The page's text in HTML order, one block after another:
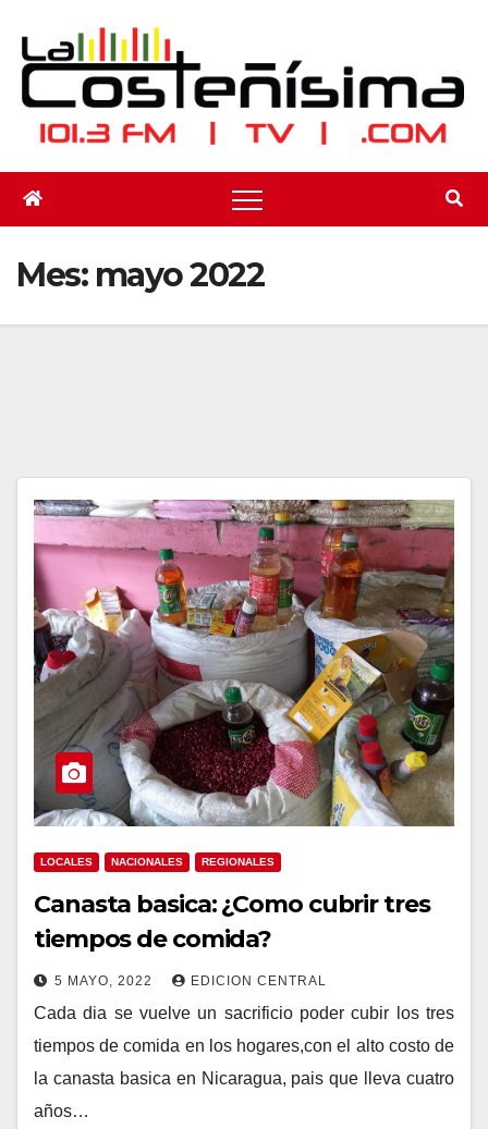
contenido
Mes: mayo 2022
LOCALES NACIONALES REGIONALES
Canasta basica: ¿Como cubrir tres
tiempos de comida?
5 MAYO, 2022 EDICION CENTRAL
Cada dia se vuelve un sacrificio poder cubir los tres
tiempos de comida en los hogares,con el alto costo de
la canasta basica en Nicaragua, pais que lleva cuatro
años…